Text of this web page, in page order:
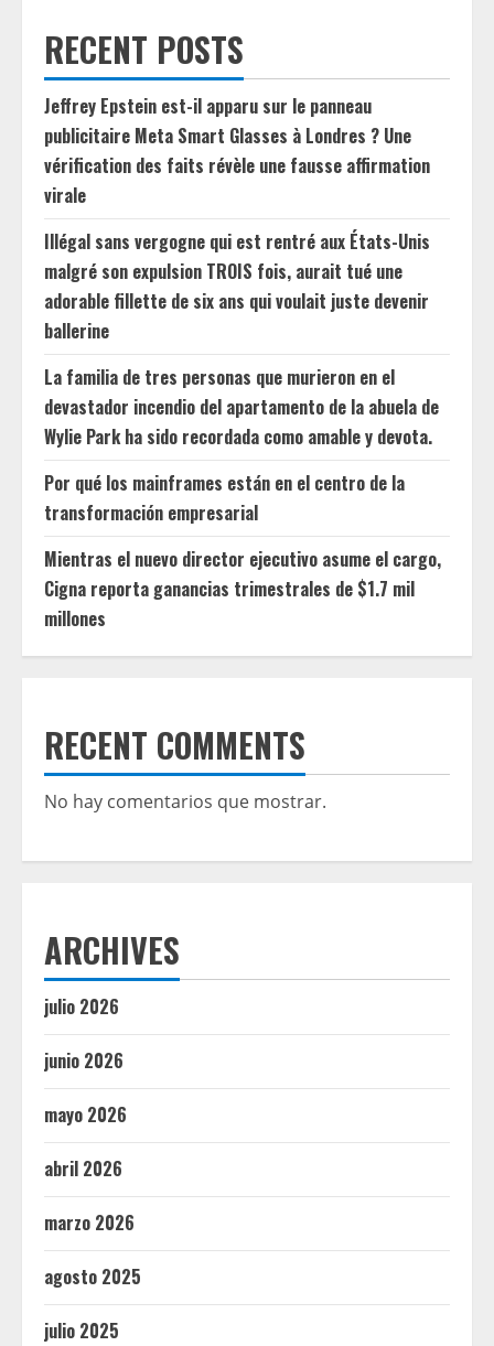
RECENT POSTS
Jeffrey Epstein est-il apparu sur le panneau
publicitaire Meta Smart Glasses à Londres ? Une
vérification des faits révèle une fausse affirmation
virale
Illégal sans vergogne qui est rentré aux États-Unis
malgré son expulsion TROIS fois, aurait tué une
adorable fillette de six ans qui voulait juste devenir
ballerine
La familia de tres personas que murieron en el
devastador incendio del apartamento de la abuela de
Wylie Park ha sido recordada como amable y devota.
Por qué los mainframes están en el centro de la
transformación empresarial
Mientras el nuevo director ejecutivo asume el cargo,
Cigna reporta ganancias trimestrales de $1.7 mil
millones
RECENT COMMENTS
No hay comentarios que mostrar.
ARCHIVES
julio 2026
junio 2026
mayo 2026
abril 2026
marzo 2026
agosto 2025
julio 2025